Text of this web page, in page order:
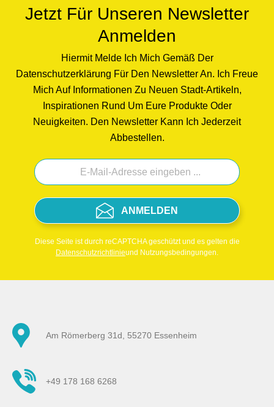
Jetzt Für Unseren Newsletter
Anmelden
Hiermit Melde Ich Mich Gemäß Der
Datenschutzerklärung Für Den Newsletter An. Ich Freue
Mich Auf Informationen Zu Neuen Stadt-Artikeln,
Inspirationen Rund Um Eure Produkte Oder
Neuigkeiten. Den Newsletter Kann Ich Jederzeit
Abbestellen.
ANMELDEN
Diese Seite ist durch reCAPTCHA geschützt und es gelten die
Datenschutzrichtlinieund Nutzungsbedingungen.
Am Römerberg 31d, 55270 Essenheim
+49 178 168 6268